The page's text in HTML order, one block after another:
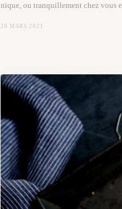
nique, ou tranquillement chez vous
20 MARS 2021